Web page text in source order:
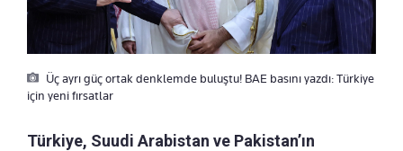
Üç ayrı güç ortak denklemde buluştu! BAE basını yazdı: Türkiye
için yeni fırsatlar
Türkiye, Suudi Arabistan ve Pakistan’ın